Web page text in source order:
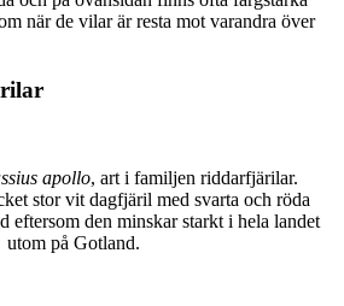
när de vilar är resta mot varandra över
apollo, art i familjen riddarfjärilar.
stor vit dagfjäril med svarta och röda
eftersom den minskar starkt i hela landet
utom på Gotland.